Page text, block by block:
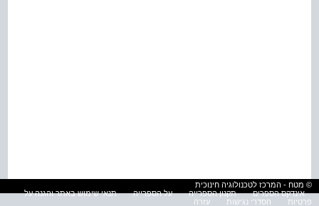
© מטח - המרכז לטכנולוגיה חינוכית
אינדקס הספרים
תקנון הספרייה על הספרייה
תנאי שימוש באתר והגנה על
פרטיות
הסדרי נגישות עזרה